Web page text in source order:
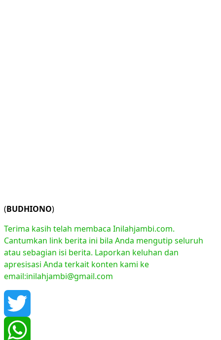
(BUDHIONO)
Terima kasih telah membaca Inilahjambi.com.
Cantumkan link berita ini bila Anda mengutip seluruh
atau sebagian isi berita. Laporkan keluhan dan
apresisasi Anda terkait konten kami ke
email:inilahjambi@gmail.com
Twitter